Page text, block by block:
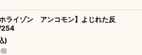
ホライゾン アンコモン】よじれた反
)